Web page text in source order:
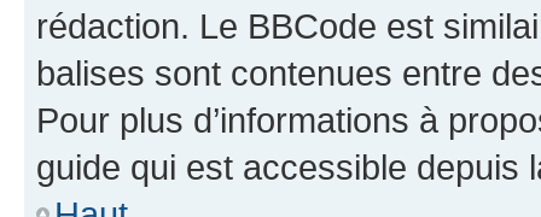
rédaction. Le BBCode est
balises sont contenues entre
Pour plus d’informations à
guide qui est accessible depuis